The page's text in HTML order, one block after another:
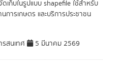
เก็บในรูปแบบ shapefile ใช้สำหรับ
การเกษตร และบริการประชาชน
สนเทศ 5 มีนาคม 2569